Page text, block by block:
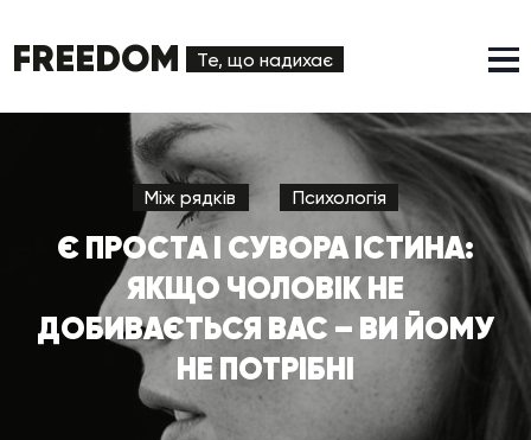
FREEDOM Те, що надихає
Між рядків Психологія
Є ПРОСТА І СУВОРА ІСТИНА:
ЯКЩО ЧОЛОВІК НЕ
ДОБИВАЄТЬСЯ ВАС – ВИ ЙОМУ
НЕ ПОТРІБНІ